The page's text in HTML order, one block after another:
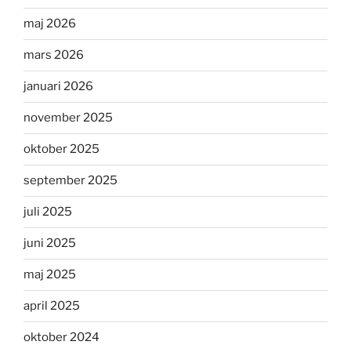
maj 2026
mars 2026
januari 2026
november 2025
oktober 2025
september 2025
juli 2025
juni 2025
maj 2025
april 2025
oktober 2024